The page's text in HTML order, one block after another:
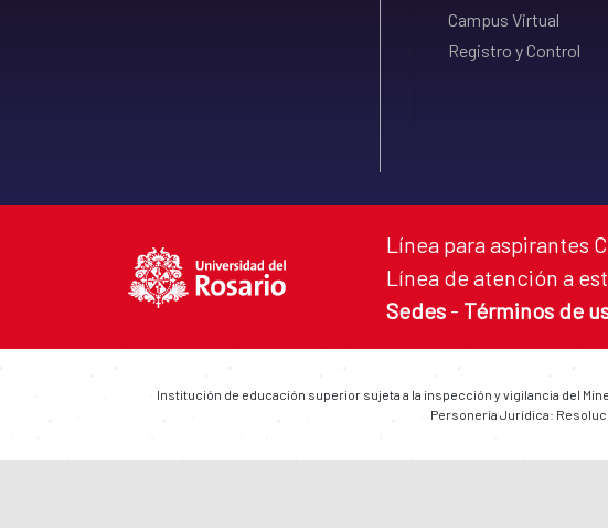
Campus Virtual
Registro y Control
Línea para aspirantes
Línea de atención a
Sedes - Términos de
Institución de educación superior sujeta a la inspección y vigilancia del
Personería Jurídica: